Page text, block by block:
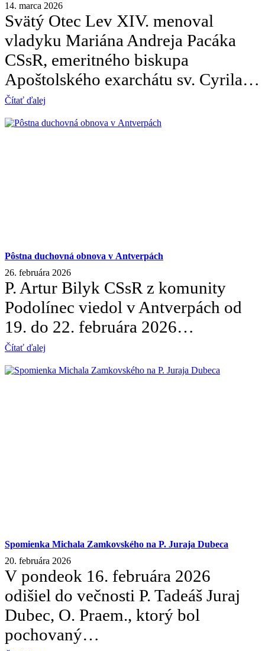
14. marca 2026
Svätý Otec Lev XIV. menoval
vladyku Mariána Andreja Pacáka
CSsR, emeritného biskupa
Apoštolského exarchátu sv. Cyrila…
Čítať ďalej
Pôstna duchovná obnova v Antverpách
26. februára 2026
P. Artur Bilyk CSsR z komunity
Podolínec viedol v Antverpách od
19. do 22. februára 2026…
Čítať ďalej
Spomienka Michala Zamkovského na P. Juraja Dubeca
20. februára 2026
V pondeok 16. februára 2026
odišiel do večnosti P. Tadeáš Juraj
Dubec, O. Praem., ktorý bol
pochovaný…